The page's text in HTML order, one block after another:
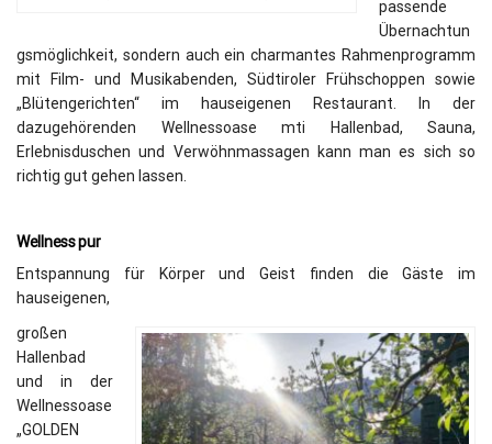
passende
Übernachtun
gsmöglichkeit, sondern auch ein charmantes Rahmenprogramm
mit Film- und Musikabenden, Südtiroler Frühschoppen sowie
„Blütengerichten“ im hauseigenen Restaurant. In der
dazugehörenden Wellnessoase mti Hallenbad, Sauna,
Erlebnisduschen und Verwöhnmassagen kann man es sich so
richtig gut gehen lassen.
Wellness pur
Entspannung für Körper und Geist finden die Gäste im
hauseigenen,
großen
Hallenbad
und in der
Wellnessoase
„GOLDEN